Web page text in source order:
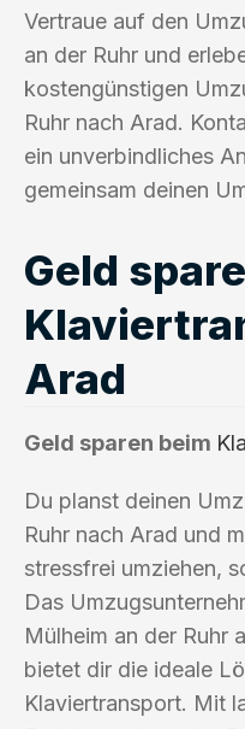
Vertraue auf den
an der Ruhr und
kostengünstigen
Ruhr nach Arad.
ein unverbindliches
gemeinsam deinen
Geld
Arad
Geld sparen beim
Du planst deinen
Ruhr nach Arad und
stressfrei umziehen,
Das
Mülheim an der Ruhr
bietet dir die ideale
Klaviertransport. Mit